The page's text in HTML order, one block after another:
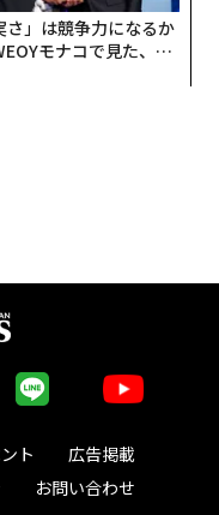
さ」は競争力になるか
モナコで見た、く
ト
広告掲載
お問い合わせ